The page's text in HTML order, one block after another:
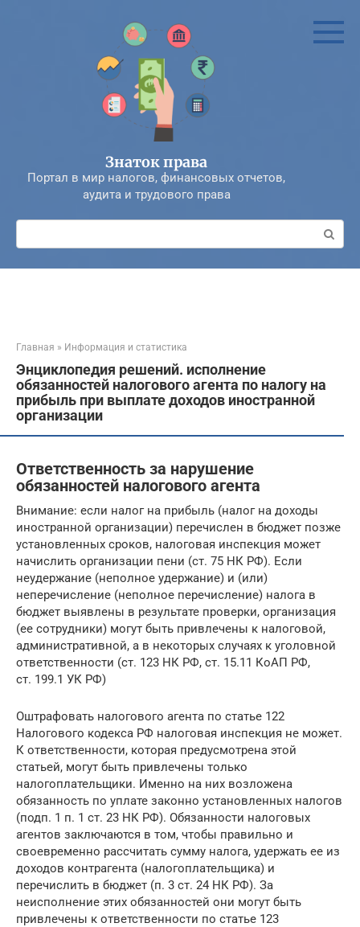
Знаток права
Портал в мир налогов, финансовых отчетов,
аудита и трудового права
Поиск:
Главная » Информация и статистика
Энциклопедия решений. исполнение
обязанностей налогового агента по налогу на
прибыль при выплате доходов иностранной
организации
Ответственность за нарушение
обязанностей налогового агента
Внимание: если налог на прибыль (налог на доходы
иностранной организации) перечислен в бюджет позже
установленных сроков, налоговая инспекция может
начислить организации пени (ст. 75 НК РФ). Если
неудержание (неполное удержание) и (или)
неперечисление (неполное перечисление) налога в
бюджет выявлены в результате проверки, организация
(ее сотрудники) могут быть привлечены к налоговой,
административной, а в некоторых случаях к уголовной
ответственности (ст. 123 НК РФ, ст. 15.11 КоАП РФ,
ст. 199.1 УК РФ)
Оштрафовать налогового агента по статье 122
Налогового кодекса РФ налоговая инспекция не может.
К ответственности, которая предусмотрена этой
статьей, могут быть привлечены только
налогоплательщики. Именно на них возложена
обязанность по уплате законно установленных налогов
(подп. 1 п. 1 ст. 23 НК РФ). Обязанности налоговых
агентов заключаются в том, чтобы правильно и
своевременно рассчитать сумму налога, удержать ее из
доходов контрагента (налогоплательщика) и
перечислить в бюджет (п. 3 ст. 24 НК РФ). За
неисполнение этих обязанностей они могут быть
привлечены к ответственности по статье 123